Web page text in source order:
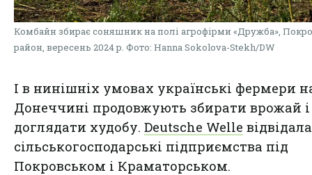
Комбайн збирає соняшник на полі агрофірми «Дружба»,
район, вересень 2024 р. Фото: Hanna Sokolova-Stekh/DW
І в нинішніх умовах українські фермери
Донеччині продовжують збирати врожай і
доглядати худобу. Deutsche Welle відвідала
сільськогосподарські підприємства під
Покровськом і Краматорськом.